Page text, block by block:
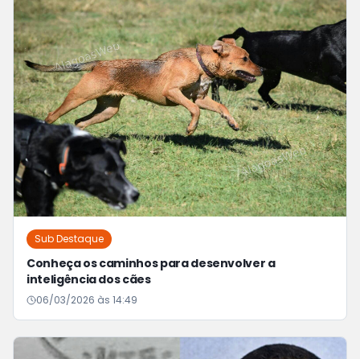
Sub Destaque
Conheça os caminhos para desenvolver a
inteligência dos cães
06/03/2026 às 14:49